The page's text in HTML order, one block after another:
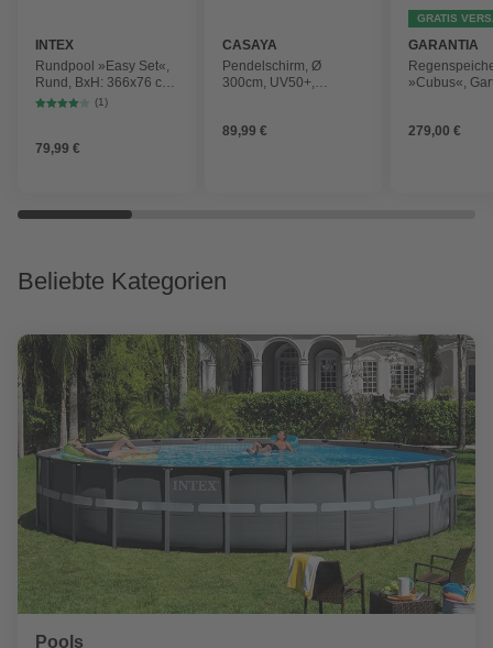
INTEX
Rundpool »Easy Set«,
Rund, BxH: 366x76 cm,
blau
(1)
79,99 €
CASAYA
Pendelschirm, Ø
300cm, UV50+,
89,99 €
GRATIS
GARANTIA
»Cubus«,
279,00 €
Beliebte Kategorien
Pools